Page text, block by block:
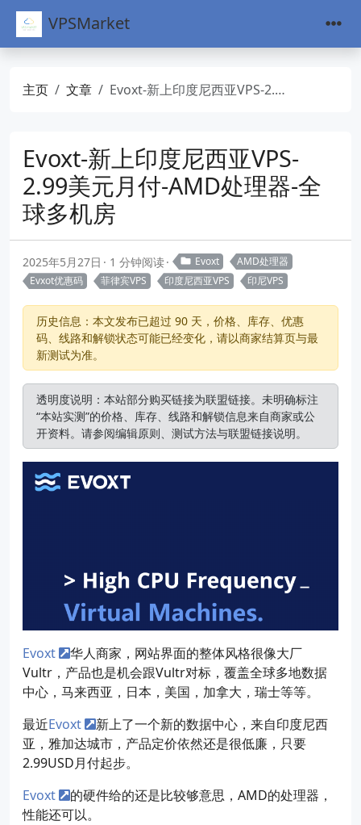
VPSMarket
主页 文章 Evoxt-新上印度尼西亚VPS-2.99美元月付-AMD处理器-全球多机房
Evoxt-新上印度尼西亚VPS-
2.99美元月付-AMD处理器-全
球多机房
2025年5月27日 1 分钟阅读 Evoxt
AMD处理器
Evxot优惠码
菲律宾VPS 印度尼西亚VPS 印尼VPS
历史信息：本文发布已超过 90 天，价格、库存、优惠
码、线路和解锁状态可能已经变化，请以商家结算页与最
新测试为准。
透明度说明：本站部分购买链接为联盟链接。未明确标注
“本站实测”的价格、库存、线路和解锁信息来自商家或公
开资料。请参阅编辑原则、 测试方法与联盟链接说明。
Evoxt
华人商家，网站界面的整体风格很像大厂
Vultr，产品也是机会跟Vultr对标，覆盖全球多地数据
中心，马来西亚，日本，美国，加拿大，瑞士等等。
最近Evoxt
新上了一个新的数据中心，来自印度尼西
亚，雅加达城市，产品定价依然还是很低廉，只要
2.99USD月付起步。
Evoxt
的硬件给的还是比较够意思，AMD的处理器，
性能还可以。